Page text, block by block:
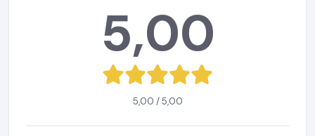
5,00
5,00 / 5,00